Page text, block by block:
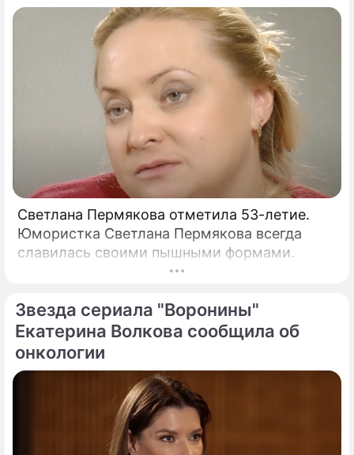
Светлана Пермякова отметила 53-летие.
Юмористка Светлана Пермякова всегда
славилась своими пышными формами.
Звезда сериала "Воронины"
Екатерина Волкова сообщила об
онкологии